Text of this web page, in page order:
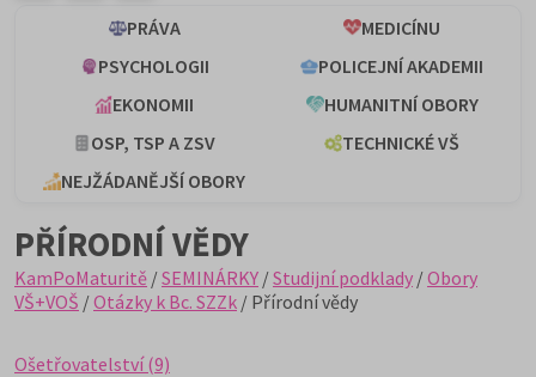
PRÁVA
MEDICÍNU
PSYCHOLOGII
POLICEJNÍ AKADEMII
EKONOMII
HUMANITNÍ OBORY
OSP, TSP A ZSV
TECHNICKÉ VŠ
NEJŽÁDANĚJŠÍ OBORY
PŘÍRODNÍ VĚDY
KamPoMaturitě /SEMINÁRKY /Studijní podklady /Obory
VŠ+VOŠ /Otázky k Bc. SZZk / Přírodní vědy
Ošetřovatelství (9)